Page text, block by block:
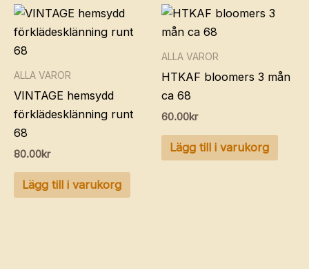
ALLA VAROR
VINTAGE hemsydd
förklädesklänning runt
68
80.00kr
Lägg till i varukorg
ALLA VAROR
HTKAF bloomers 3 mån
ca 68
60.00kr
Lägg till i varukorg